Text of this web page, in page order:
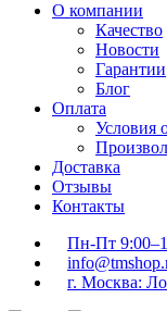
О компании
Качество
Новости
Гарантии
Блог
Оплата
Условия
Доставка
Отзывы
Контакты
Пн-Пт
г. Москва: